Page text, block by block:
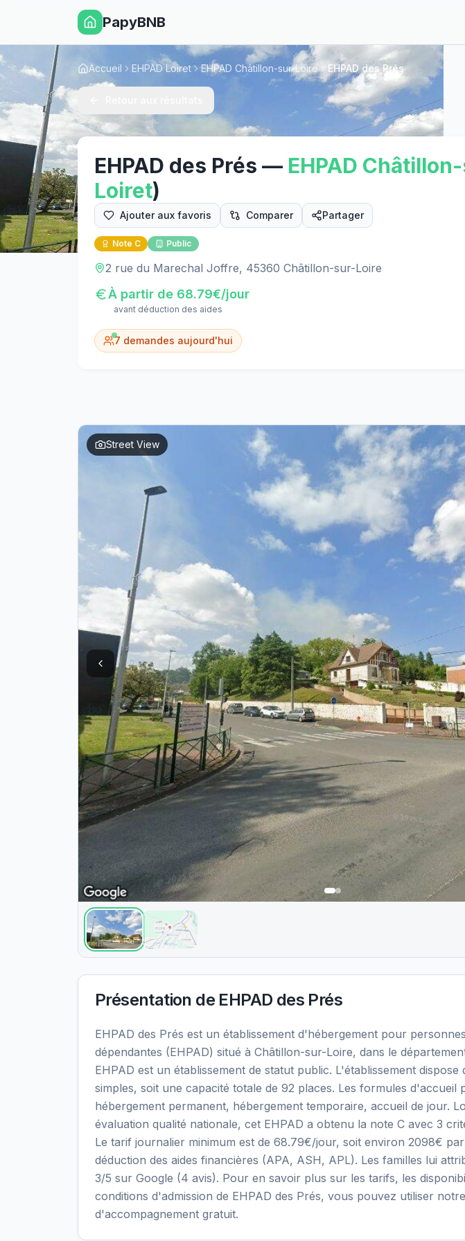
PapyBNB
Accueil EHPAD Loiret EHPAD Châtillon-sur-Loire EHPAD des Prés
EHPAD des Prés — EHPAD
Loiret)
Ajouter aux favoris Comparer Partager
Note C Public
2 rue du Marechal Joffre, 45360 Châtillon-sur-Loire
À partir de 68.79€/jour
avant déduction des aides
7 demandes aujourd'hui
Street View
Présentation de EHPAD des Prés
EHPAD des Prés est un établissement d'hébergement pour
dépendantes (EHPAD) situé à Châtillon-sur-Loire, dans le
EHPAD est un établissement de statut public. L'établissement dispose
simples, soit une capacité totale de 92 places. Les formules d'accueil
hébergement permanent, hébergement temporaire, accueil de jour.
évaluation qualité nationale, cet EHPAD a obtenu la note C avec 3
Le tarif journalier minimum est de 68.79€/jour, soit environ 2098€
déduction des aides financières (APA, ASH, APL). Les familles lui
3/5 sur Google (4 avis). Pour en savoir plus sur les tarifs, les
conditions d'admission de EHPAD des Prés, vous pouvez utiliser
d'accompagnement gratuit.